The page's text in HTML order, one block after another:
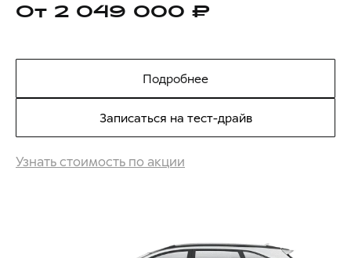
От 2 049 000 ₽
Подробнее
Записаться на тест-драйв
Узнать стоимость по акции